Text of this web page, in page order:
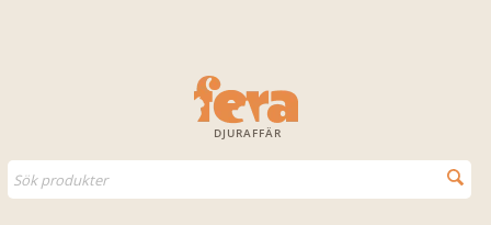
DJURAFFÄR